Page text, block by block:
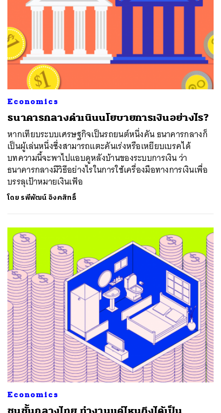
Economics
ธนาคารกลางดำเนินนโยบายการเงินอย่างไร?
หากเทียบระบบเศรษฐกิจเป็นรถยนต์หนึ่งคัน ธนาคารกลางก็
เป็นผู้เล่นหนึ่งซึ่งสามารถแตะคันเร่งหรือเหยียบเบรคได้
บทความนี้จะพาไปแอบดูหลังบ้านของระบบการเงิน ว่า
ธนาคารกลางมีวิธีอย่างไรในการใช้เครื่องมือทางการเงินเพื่อ
บรรลุเป้าหมายเงินเฟ้อ
โดย รพีพัฒน์ อิงคสิทธิ์
Economics
ชนชั้นกลางไทย ทำงานแค่ไหนถึงได้เป็น
SHARE LINE EMAIL